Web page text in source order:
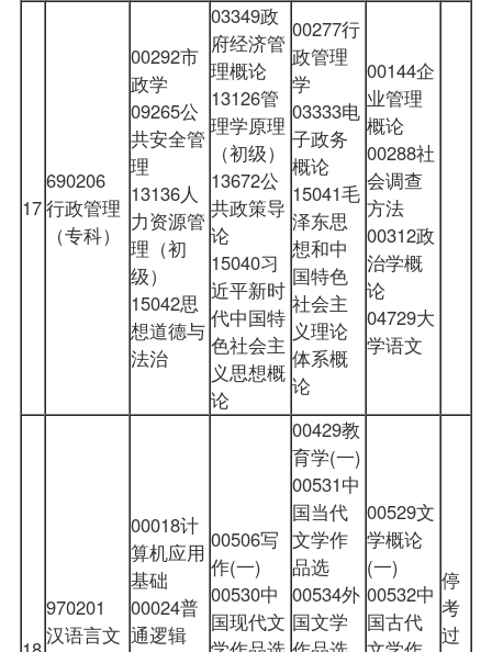
17
690206
行政管理
（专科）
00292市
政学
09265公
共安全管
理
13136人
力资源管
理（初
级）
15042思
想道德与
法治
03349政
府经济管
理概论
13126管
理学原理
（初级）
13672公
共政策导
论
15040习
近平新时
代中国特
色社会主
义思想概
论
00277行
政管理
学
03333电
子政务
概论
15041毛
泽东思
想和中
国特色
社会主
义理论
体系概
论
00144企
业管理
概论
00288社
会调查
方法
00312政
治学概
论
04729大
学语文
970201
汉语言文
00018计
算机应用
基础
00024普
通逻辑
00506写
作(一)
00530中
国现代文
00429教
育学(一)
00531中
国当代
文学作
品选
00534外
国文学
00529文
学概论
(一)
00532中
国古代
停
考
过